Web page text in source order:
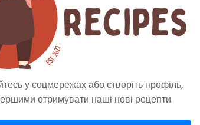
кипіння). Додати моцарелу,
сир не розплавиться.
у соцмережах або створіть профіль,
отримувати наші нові рецепти.